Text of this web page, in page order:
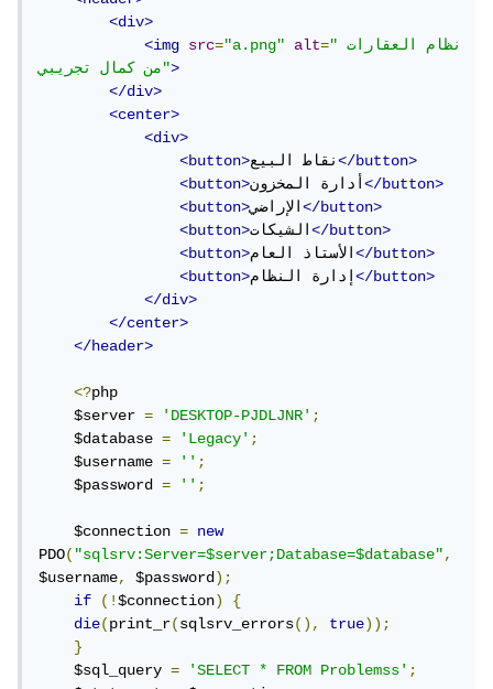
<div>
<img
src="a.png" alt="نظام العقارات
من كمال تجريبي">
</div>
<center>
<div>
<button>نقاط البيع</button>
<button>أدارة المخزون</button>
<button>الإراضي</button>
<button>الشيكات</button>
<button>الأستاذ العام</button>
<button>إدارة النظام</button>
</div>
</center>
</header>
<?php
    $server
= 'DESKTOP-PJDLJNR';
    $database
= 'Legacy';
    $username
= '';
    $password
= '';
    $connection
=
new
PDO("sqlsrv:Server=$server;Database=$database",
$username, $password);
if
(!$connection)
{
die(print_r(sqlsrv_errors(), true));
}
    $sql_query
= 'SELECT * FROM Problemss';